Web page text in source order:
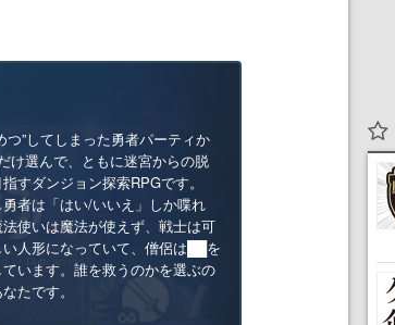
つ”してしまった勇者パーティか
け選んで、ともに迷宮からの脱
すダンジョン探索RPGです。
勇者は「はい/いいえ」しか喋れ
使いは魔法が使えず、戦士は可
人形になっていて、僧侶は██を
います。誰を救うのかを選ぶの
たです。